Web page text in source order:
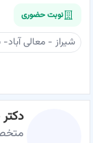
نوبت حضوری